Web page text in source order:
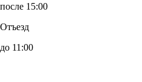
после 15:00
Отъезд
до 11:00